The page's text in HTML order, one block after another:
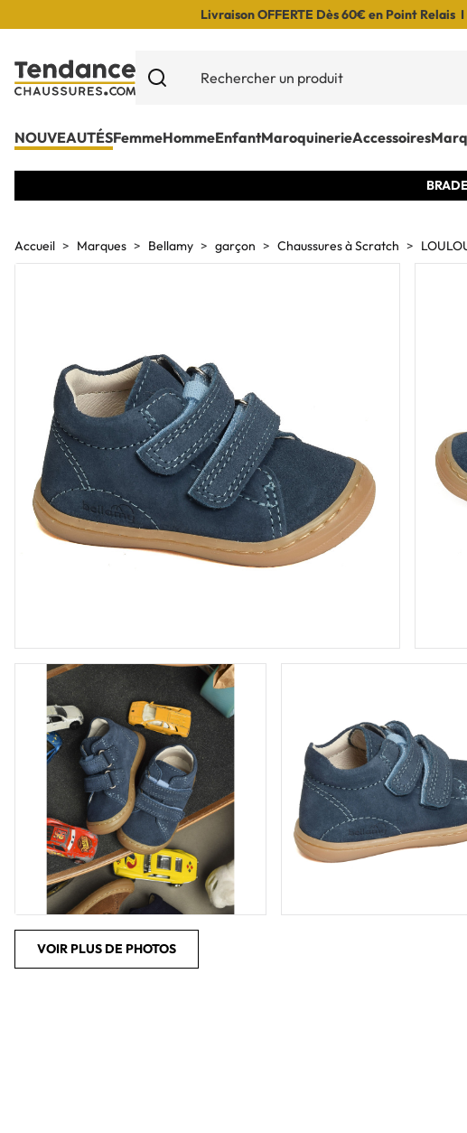
Livraison OFFERTE Dès 60€ en Point
NOUVEAUTÉSFemmeHommeEnfantMaroquinerieAccessoires
Accueil Marques Bellamy garçon Chaussures à Scratch
VOIR PLUS DE PHOTOS